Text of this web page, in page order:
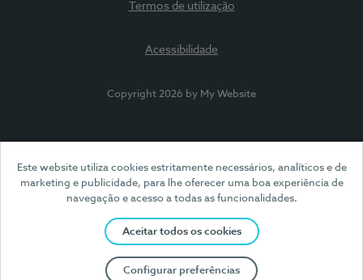
Este website utiliza cookies estritamente necessários, analíticos e de
marketing e publicidade, para lhe oferecer uma boa experiência de
navegação e acesso a todas as funcionalidades.
Aceitar todos os cookies
Configurar preferências
Termos de utilização
Acessibilidade
Copyright 2026 by My Website